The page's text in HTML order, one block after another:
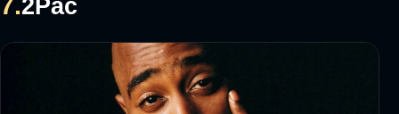
7.2Pac